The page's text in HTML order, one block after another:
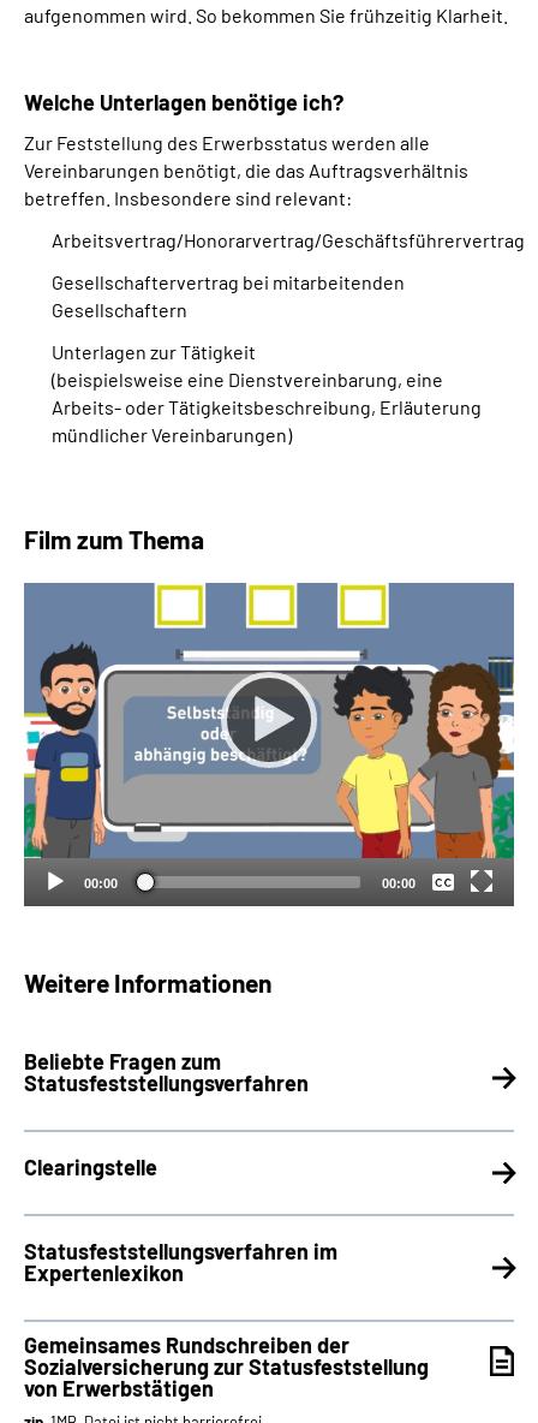
aufgenommen wird. So bekommen Sie frühzeitig Klarheit.
Welche Unterlagen benötige ich?
Zur Feststellung des Erwerbsstatus werden alle
Vereinbarungen benötigt, die das Auftragsverhältnis
betreffen. Insbesondere sind relevant:
Arbeitsvertrag/Honorarvertrag/Geschäftsführervertrag
Gesellschaftervertrag bei mitarbeitenden
Gesellschaftern
Unterlagen zur Tätigkeit
(beispielsweise eine Dienstvereinbarung, eine
Arbeits- oder Tätigkeitsbeschreibung, Erläuterung
mündlicher Vereinbarungen)
Film zum Thema
00:00 00:00
Keine
Deutsch
Weitere Informationen
Beliebte Fragen zum
Statusfeststellungsverfahren
Clearingstelle
Statusfeststellungsverfahren im
Expertenlexikon
Gemeinsames Rundschreiben der
Sozialversicherung zur Statusfeststellung
von Erwerbstätigen